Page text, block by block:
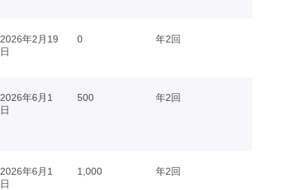
2026年2月19
日
0 年2回
2026年6月1
日
500 年2回
2026年6月1
日
1,000 年2回